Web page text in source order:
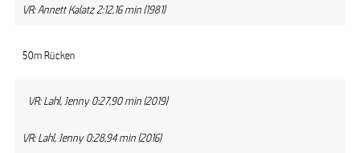
VR: Annett Kalatz 2:12,16 min (1981)
50m Rücken
VR: Lahl, Jenny 0:27,90 min (2019)
VR: Lahl, Jenny 0:28,94 min (2016)